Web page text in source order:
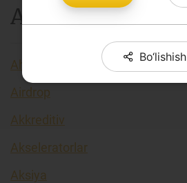
A
Aholi daromadlari
Airdrop
Akkreditiv
Akseleratorlar
Aksiya
Bo‘lishish